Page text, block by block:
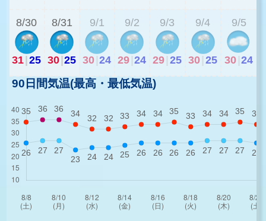
8/30
31|25
8/31
30|25
9/1
30 24
9/2
29 24
9/3
29 25
9/4
30 25
9/5
30 24
90日間気温(最高・最低気温)